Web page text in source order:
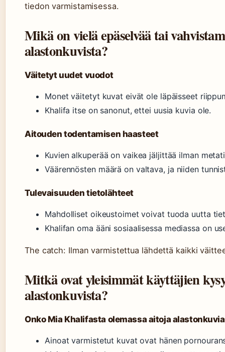
tiedon varmistamisessa.
Mikä on vielä epäselvää tai
alastonkuvista?
Väitetyt uudet vuodot
Monet väitetyt kuvat eivät ole läpäisseet
Khalifa itse on sanonut, ettei uusia kuvia ole.
Aitouden todentamisen haasteet
Kuvien alkuperää on vaikea jäljittää ilman
Väärennösten määrä on valtava, ja niiden
Tulevaisuuden tietolähteet
Mahdolliset oikeustoimet voivat tuoda uutta
Khalifan oma ääni sosiaalisessa mediassa on
The catch: Ilman varmistettua lähdettä kaikki
Mitkä ovat yleisimmät käyttäjien
alastonkuvista?
Onko Mia Khalifasta olemassa aitoja
Ainoat varmistetut kuvat ovat hänen